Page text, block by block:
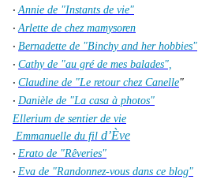
·Annie de "Instants de vie"
·Arlette de chez mamysoren
· Bernadette de "Binchy and her hobbies"
· Cathy de "au gré de mes balades",
· Claudine de "Le retour chez Canelle"
· Danièle de "La casa à photos"
Ellerium de sentier de vie
Emmanuelle du fil d’Ève
· Erato de "Rêveries"
· Eva de "Randonnez-vous dans ce blog"